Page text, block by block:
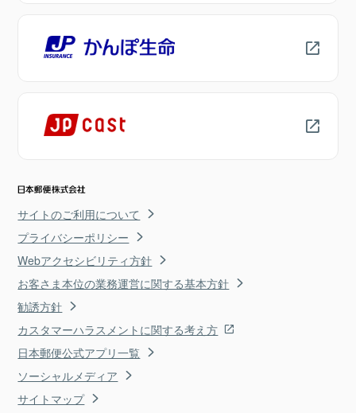
サイトのご利用について
プライバシーポリシー
Webアクセシビリティ方針
お客さま本位の業務運営に関する基本方針
勧誘方針
カスタマーハラスメントに関する考え方
日本郵便公式アプリ一覧
ソーシャルメディア
サイトマップ